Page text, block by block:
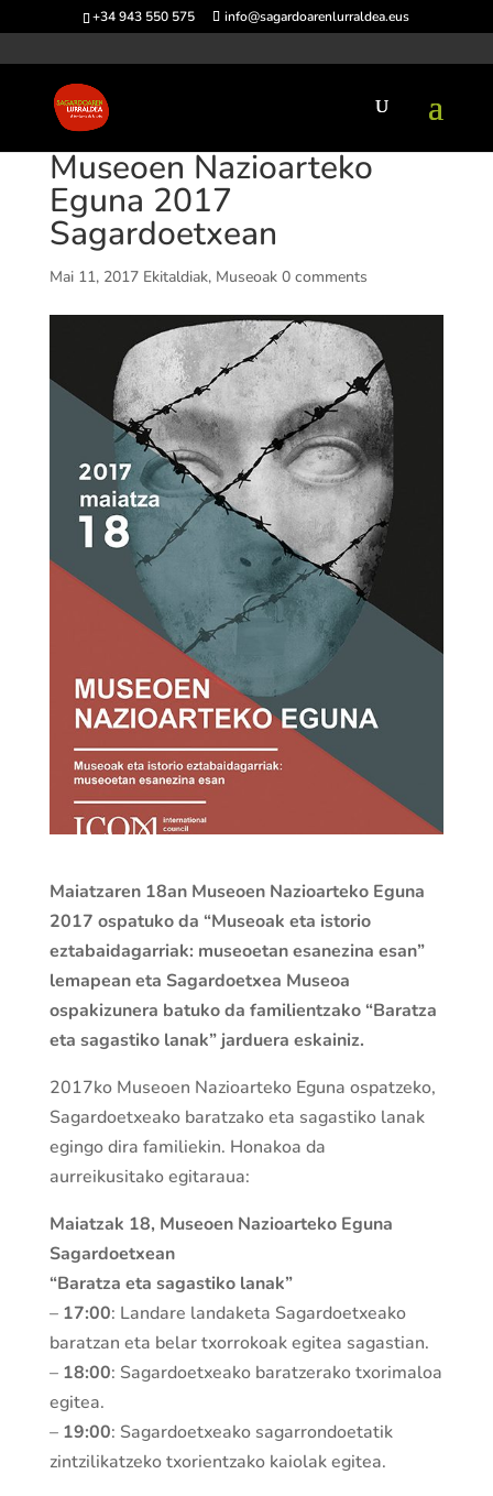
+34 943 550 575 info@sagardoarenlurraldea.eus
Museoen Nazioarteko
Eguna 2017
Sagardoetxean
Mai 11, 2017 Ekitaldiak, Museoak 0 comments
Maiatzaren 18an Museoen Nazioarteko Eguna
2017 ospatuko da “Museoak eta istorio
eztabaidagarriak: museoetan esanezina esan”
lemapean eta Sagardoetxea Museoa
ospakizunera batuko da familientzako “Baratza
eta sagastiko lanak” jarduera eskainiz.
2017ko Museoen Nazioarteko Eguna ospatzeko,
Sagardoetxeako baratzako eta sagastiko lanak
egingo dira familiekin. Honakoa da
aurreikusitako egitaraua:
Maiatzak 18, Museoen Nazioarteko Eguna
Sagardoetxean
“Baratza eta sagastiko lanak”
–17:00: Landare landaketa Sagardoetxeako
baratzan eta belar txorrokoak egitea sagastian.
– 18:00: Sagardoetxeako baratzerako txorimaloa
egitea.
– 19:00: Sagardoetxeako sagarrondoetatik
zintzilikatzeko txorientzako kaiolak egitea.